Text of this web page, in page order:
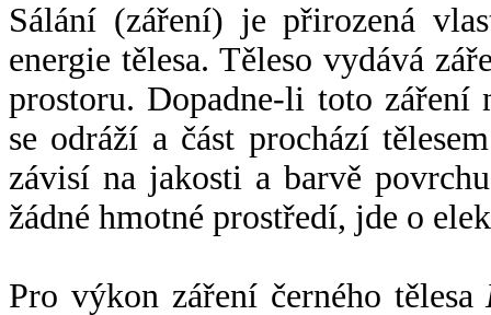
Sálání (záření) je přirozená
energie tělesa. Těleso vydává
prostoru. Dopadne-li toto záření
se odráží a část prochází
závisí na jakosti a barvě
žádné hmotné prostředí, jde o
Pro výkon záření černého tělesa